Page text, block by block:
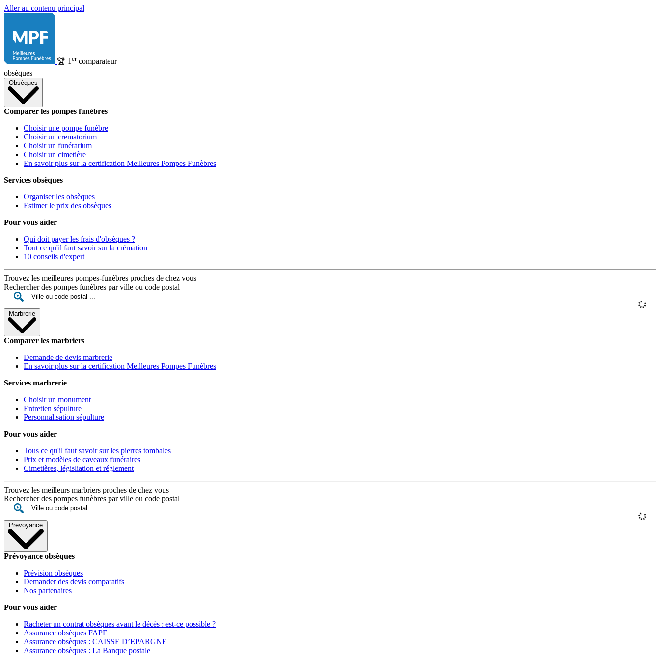
Aller au contenu principal
🏆 1 ercomparateur
obsèques
Obsèques
Comparer les pompes funèbres
Choisir une pompe funèbre
Choisir un crematorium
Choisir un funérarium
Choisir un cimetière
En savoir plus sur la certification Meilleures Pompes Funèbres
Services obsèques
Organiser les obsèques
Estimer le prix des obsèques
Pour vous aider
Qui doit payer les frais d'obsèques ?
Tout ce qu'il faut savoir sur la crémation
10 conseils d'expert
Trouvez les meilleures pompes-funèbres proches de chez vous
Rechercher des pompes funèbres par ville ou code postal
Marbrerie
Comparer les marbriers
Demande de devis marbrerie
En savoir plus sur la certification Meilleures Pompes Funèbres
Services marbrerie
Choisir un monument
Entretien sépulture
Personnalisation sépulture
Pour vous aider
Tous ce qu'il faut savoir sur les pierres tombales
Prix et modèles de caveaux funéraires
Cimetières, législiation et réglement
Trouvez les meilleurs marbriers proches de chez vous
Rechercher des pompes funèbres par ville ou code postal
Prévoyance
Prévoyance obsèques
Prévision obsèques
Demander des devis comparatifs
Nos partenaires
Pour vous aider
Racheter un contrat obsèques avant le décès : est-ce possible ?
Assurance obsèques FAPE
Assurance obsèques : CAISSE D’EPARGNE
Assurance obsèques : La Banque postale